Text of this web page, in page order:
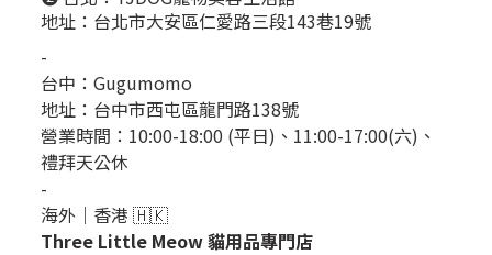
地址：台北市大安區仁愛路三段143巷19號
-
台中： Gugumomo
地址： 台中市西屯區龍門路138號
營業時間：10:00-18:00 (平日)、11:00-17:00(六)、
禮拜天公休
-
海外｜香港 🇭🇰
Three Little Meow 貓用品專門店